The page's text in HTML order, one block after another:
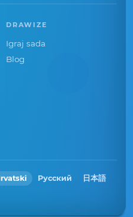
DRAWIZE
Igraj sada
Blog
Русский 日本語